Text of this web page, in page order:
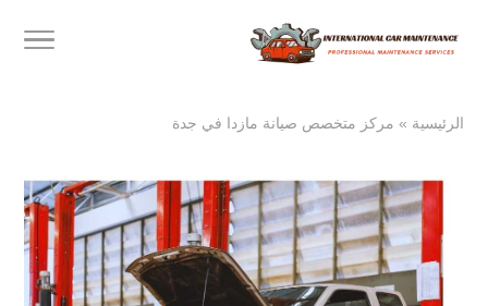
الرئيسية » مركز متخصص صيانة مازدا في جدة